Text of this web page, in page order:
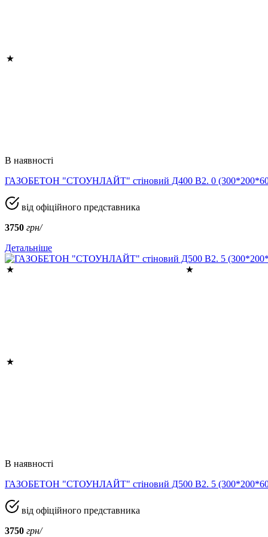
В наявності
ГАЗОБЕТОН "СТОУНЛАЙТ" стіновий Д400 В2. 0
від офіційного представника
3750 грн/
Детальніше
В наявності
ГАЗОБЕТОН "СТОУНЛАЙТ" стіновий Д500 В2. 5
від офіційного представника
3750 грн/